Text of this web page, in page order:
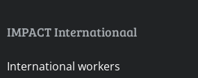
IMPACT Internationaal
International workers